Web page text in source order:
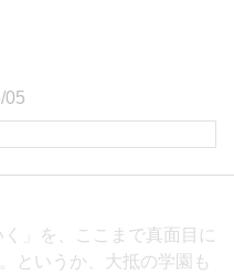
05
く」を、ここまで真面目に
というか、大抵の学園も